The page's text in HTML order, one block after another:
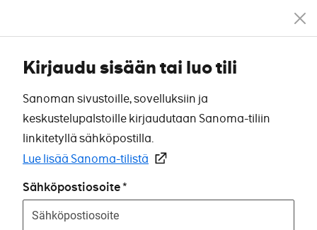
Kirjaudu sisään tai luo tili
Sanoman sivustoille, sovelluksiin ja
keskustelupalstoille kirjaudutaan Sanoma-tiliin
linkitetyllä sähköpostilla.
Lue lisää Sanoma-tilistä
Sähköpostiosoite